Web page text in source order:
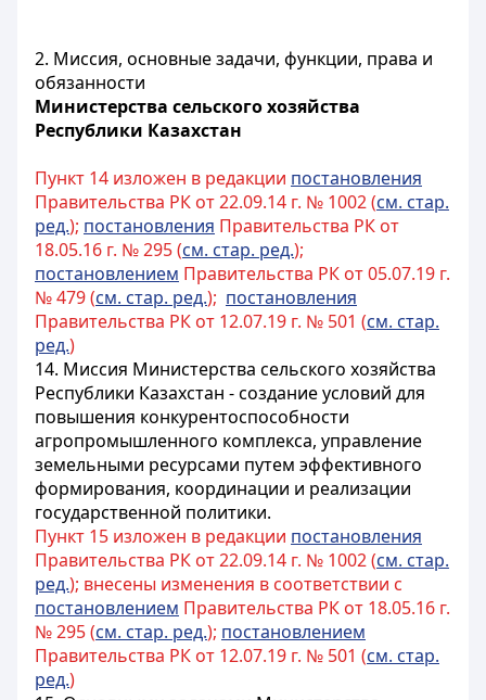
2. Миссия, основные задачи, функции, права и
обязанности
Министерства сельского хозяйства
Республики Казахстан
Пункт 14 изложен в редакции постановления
Правительства РК от 22.09.14 г. № 1002 (см. стар.
ред.); постановления Правительства РК от
18.05.16 г. № 295 (см. стар. ред.);
постановлением Правительства РК от 05.07.19 г.
№ 479 (см. стар. ред.); постановления
Правительства РК от 12.07.19 г. № 501 (см. стар.
ред.)
14. Миссия Министерства сельского хозяйства
Республики Казахстан - создание условий для
повышения конкурентоспособности
агропромышленного комплекса, управление
земельными ресурсами путем эффективного
формирования, координации и реализации
государственной политики.
Пункт 15 изложен в редакции постановления
Правительства РК от 22.09.14 г. № 1002 (см. стар.
ред.); внесены изменения в соответствии с
постановлением Правительства РК от 18.05.16 г.
№ 295 (см. стар. ред.); постановлением
Правительства РК от 12.07.19 г. № 501 (см. стар.
ред.)